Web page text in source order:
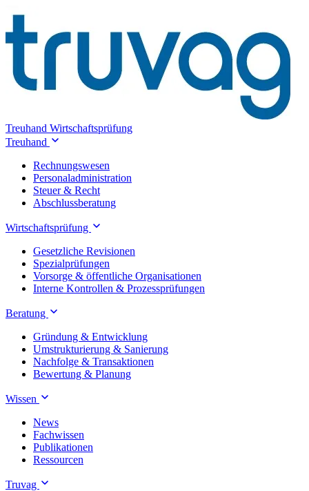
Treuhand Wirtschaftsprüfung
Treuhand
Rechnungswesen
Personaladministration
Steuer & Recht
Abschlussberatung
Wirtschaftsprüfung
Gesetzliche Revisionen
Spezialprüfungen
Vorsorge & öffentliche Organisationen
Interne Kontrollen & Prozessprüfungen
Beratung
Gründung & Entwicklung
Umstrukturierung & Sanierung
Nachfolge & Transaktionen
Bewertung & Planung
Wissen
News
Fachwissen
Publikationen
Ressourcen
Truvag